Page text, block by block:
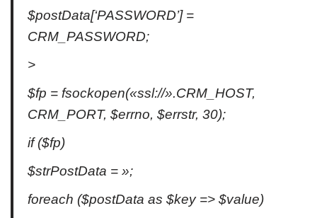
$postData[‘PASSWORD’] =
CRM_PASSWORD;
>
$fp = fsockopen(«ssl://».CRM_HOST,
CRM_PORT, $errno, $errstr, 30);
if ($fp)
$strPostData = »;
foreach ($postData as $key => $value)